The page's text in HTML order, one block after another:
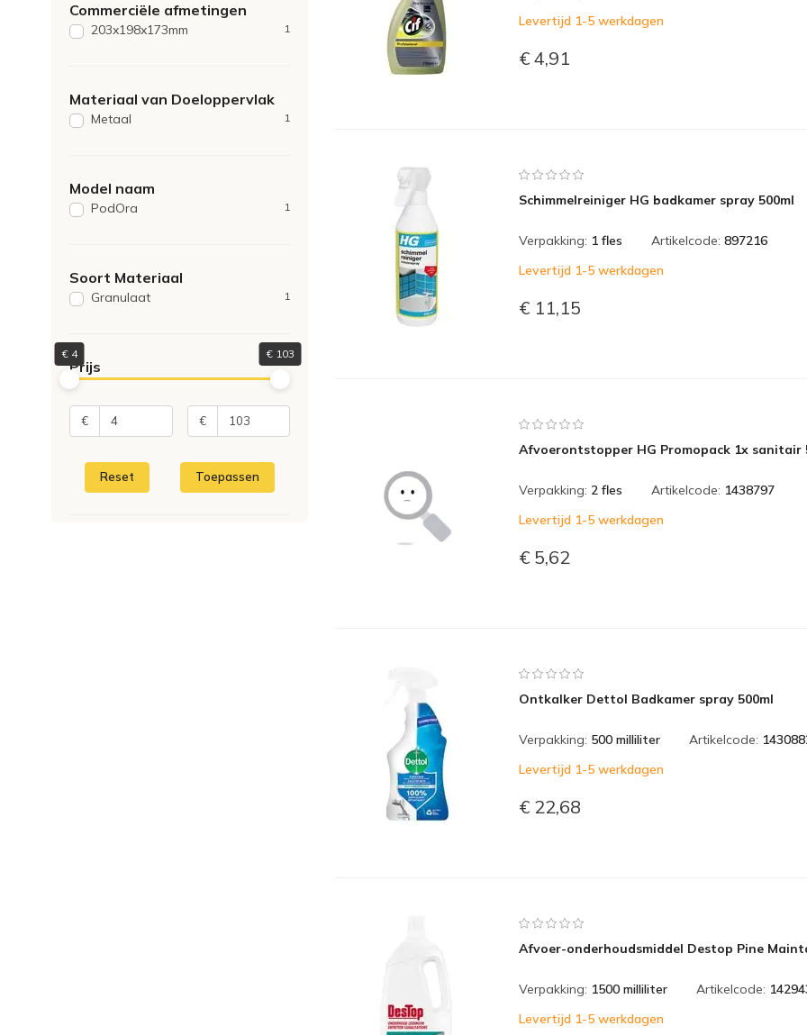
Commerciële afmetingen
203x198x173mm 1
Materiaal van Doeloppervlak
Metaal 1
Model naam
PodOra 1
Soort Materiaal
Granulaat 1
Prijs
€ 4 € 103
€ €
Reset Toepassen
Levertijd 1-5 werkdagen
€ 4,91
Schimmelreiniger HG badkamer spray 500ml
Verpakking: 1 fles Artikelcode: 897216
Levertijd 1-5 werkdagen
€ 11,15
Afvoerontstopper HG Promopack 1x sanitair
Verpakking: 2 fles Artikelcode: 1438797
Levertijd 1-5 werkdagen
€ 5,62
Ontkalker Dettol Badkamer spray 500ml
Verpakking: 500 milliliter Artikelcode:
Levertijd 1-5 werkdagen
€ 22,68
Afvoer-onderhoudsmiddel Destop Pine
Verpakking: 1500 milliliter Artikelcode:
Levertijd 1-5 werkdagen